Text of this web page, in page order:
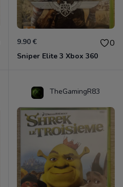
9.90 € 0
Sniper Elite 3 Xbox 360
TheGamingR83